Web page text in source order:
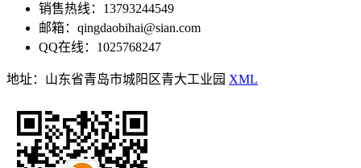
销售热线：13793244549
邮箱：qingdaobihai@sian.com
QQ在线：1025768247
地址：山东省青岛市城阳区青大工业园 XML